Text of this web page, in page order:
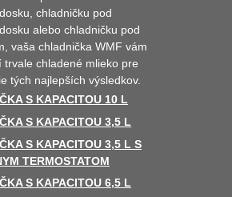
chladničku pod
alebo chladničku pod
vaša chladnička WMF vám
trvale chladené mlieko pre
tých najlepších výsledkov.
S KAPACITOU 10 L
S KAPACITOU 3,5 L
S KAPACITOU 3,5 L S
TERMOSTATOM
S KAPACITOU 6,5 L